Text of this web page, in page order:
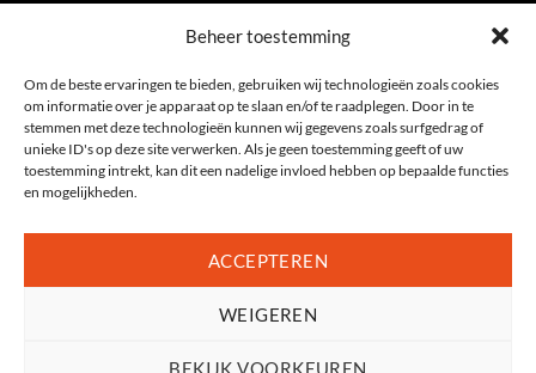
Beheer toestemming
Om de beste ervaringen te bieden, gebruiken wij technologieën zoals cookies
om informatie over je apparaat op te slaan en/of te raadplegen. Door in te
stemmen met deze technologieën kunnen wij gegevens zoals surfgedrag of
unieke ID's op deze site verwerken. Als je geen toestemming geeft of uw
toestemming intrekt, kan dit een nadelige invloed hebben op bepaalde functies
en mogelijkheden.
ACCEPTEREN
WEIGEREN
BEKIJK VOORKEUREN
0541 539 353
2026 , Ophuis Fietsspeciaalzaak Oldenzaal, Twente | alle rechten voorbehouden |